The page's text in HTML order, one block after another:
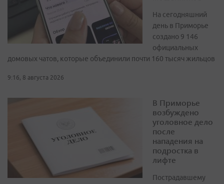
На сегодняшний
день в Приморье
создано 9 146
официальных
домовых чатов, которые объединили почти 160 тысяч жильцов
9:16, 8 августа 2026
В Приморье
возбуждено
уголовное дело
после
нападения на
подростка в
лифте
Пострадавшему